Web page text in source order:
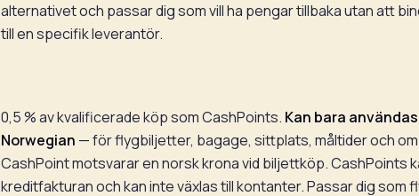
alternativet och passar dig som vill ha pengar tillbaka utan att
till en specifik leverantör.
0,5 % av kvalificerade köp som CashPoints. Kan bara
Norwegian — för flygbiljetter, bagage, sittplats, måltider och
CashPoint motsvarar en norsk krona vid biljettköp. CashPoints
kreditfakturan och kan inte växlas till kontanter. Passar dig som